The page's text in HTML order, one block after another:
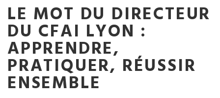
LE MOT DU DIRECTEUR
DU CFAI LYON :
APPRENDRE,
PRATIQUER, RÉUSSIR
ENSEMBLE